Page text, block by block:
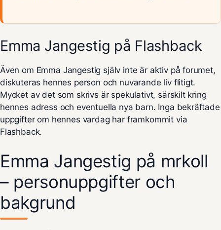
Emma Jangestig på Flashback
Även om Emma Jangestig själv inte är aktiv på forumet,
diskuteras hennes person och nuvarande liv flitigt.
Mycket av det som skrivs är spekulativt, särskilt kring
hennes adress och eventuella nya barn. Inga bekräftade
uppgifter om hennes vardag har framkommit via
Flashback.
Emma Jangestig på mrkoll
– personuppgifter och
bakgrund